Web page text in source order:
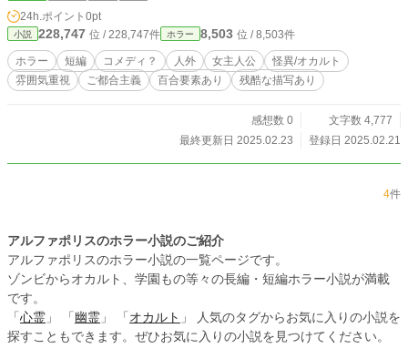
24h.ポイント 0pt
小説 228,747 位 / 228,747件 ホラー 8,503 位 / 8,503件
ホラー 短編 コメディ？ 人外 女主人公
怪異/オカルト
雰囲気重視
ご都合主義 百合要素あり 残酷な描写あり
感想数 0
文字数 4,777
最終更新日 2025.02.23
登録日 2025.02.21
4件
アルファポリスのホラー小説のご紹介
アルファポリスのホラー小説の一覧ページです。
ゾンビからオカルト、学園もの等々の長編・短編ホラー小説が満載
です。
「 心霊 」 「 幽霊 」 「 オカルト 」 人気のタグからお気に入りの小説を
探すこともできます。ぜひお気に入りの小説を見つけてください。